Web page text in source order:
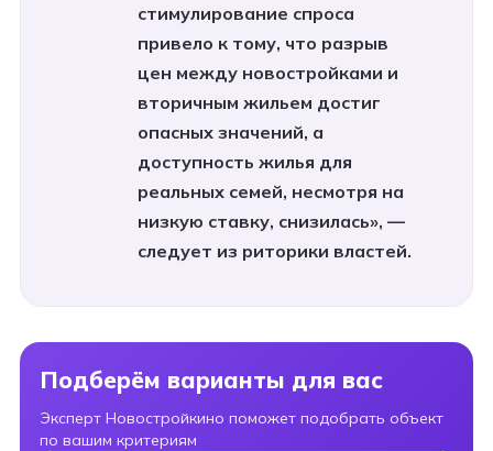
стимулирование спроса
привело к тому, что разрыв
цен между новостройками и
вторичным жильем достиг
опасных значений, а
доступность жилья для
реальных семей, несмотря на
низкую ставку, снизилась», —
следует из риторики властей.
Подберём варианты для вас
Эксперт Новостройкино поможет подобрать объект
по вашим критериям